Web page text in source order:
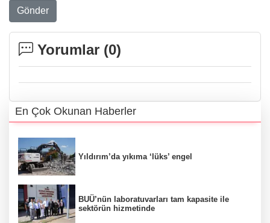
Gönder
Yorumlar (0)
En Çok Okunan Haberler
Yıldırım’da yıkıma ‘lüks’ engel
BUÜ’nün laboratuvarları tam kapasite ile
sektörün hizmetinde